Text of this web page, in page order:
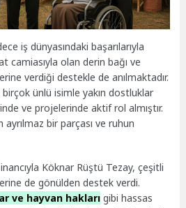
iş dünyasındaki başarılarıyla
camiasıyla olan derin bağı ve
verdiği destekle de anılmaktadır.
birçok ünlü isimle yakın dostluklar
ve projelerinde aktif rol almıştır.
bir parçası ve ruhun
Köknar Rüştü Tezay, çeşitli
de gönülden destek verdi.
ve hayvan hakları gibi hassas